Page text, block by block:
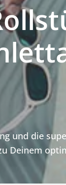
und die
Deinem